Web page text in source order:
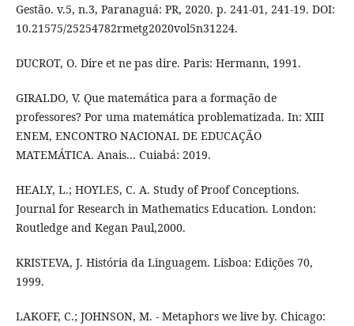
Gestão. v.5, n.3, Paranaguá: PR, 2020. p. 241-01, 241-19. DOI:
10.21575/25254782rmetg2020vol5n31224.
DUCROT, O. Dire et ne pas dire. Paris: Hermann, 1991.
GIRALDO, V. Que matemática para a formação de
professores? Por uma matemática problematizada. In: XIII
ENEM, ENCONTRO NACIONAL DE EDUCAÇÃO
MATEMÁTICA. Anais... Cuiabá: 2019.
HEALY, L.; HOYLES, C. A. Study of Proof Conceptions.
Journal for Research in Mathematics Education. London:
Routledge and Kegan Paul,2000.
KRISTEVA, J. História da Linguagem. Lisboa: Edições 70,
1999.
LAKOFF, C.; JOHNSON, M. - Metaphors we live by. Chicago: